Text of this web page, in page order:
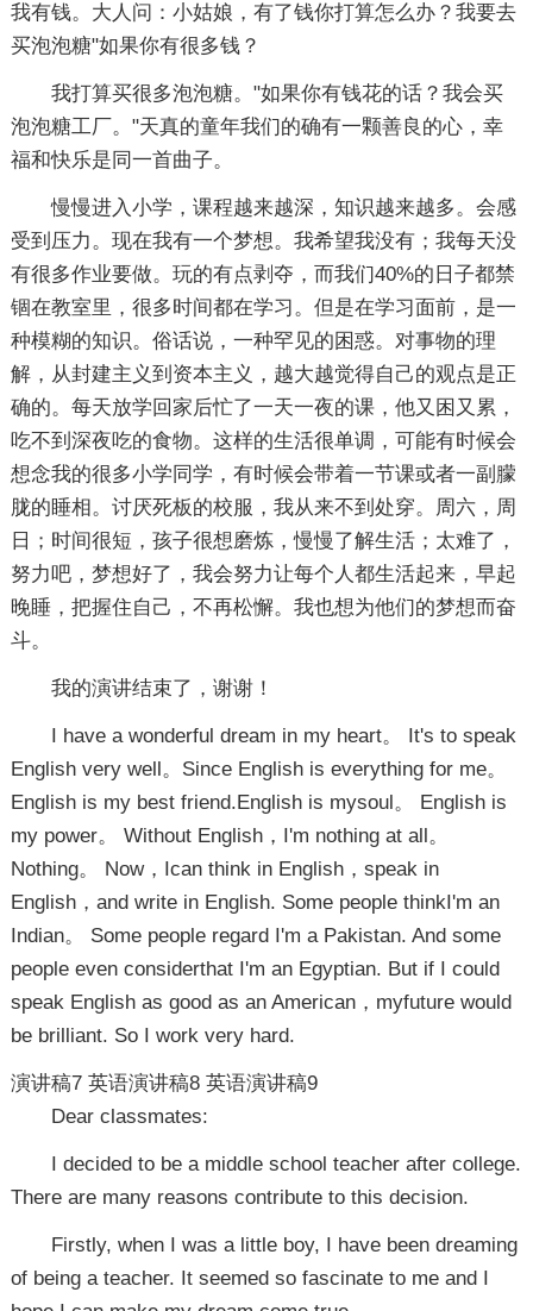
我有钱。大人问：小姑娘，有了钱你打算怎么办？我要去
买泡泡糖"如果你有很多钱？
我打算买很多泡泡糖。"如果你有钱花的话？我会买
泡泡糖工厂。"天真的童年我们的确有一颗善良的心，幸
福和快乐是同一首曲子。
慢慢进入小学，课程越来越深，知识越来越多。会感
受到压力。现在我有一个梦想。我希望我没有；我每天没
有很多作业要做。玩的有点剥夺，而我们40%的日子都禁
锢在教室里，很多时间都在学习。但是在学习面前，是一
种模糊的知识。俗话说，一种罕见的困惑。对事物的理
解，从封建主义到资本主义，越大越觉得自己的观点是正
确的。每天放学回家后忙了一天一夜的课，他又困又累，
吃不到深夜吃的食物。这样的生活很单调，可能有时候会
想念我的很多小学同学，有时候会带着一节课或者一副朦
胧的睡相。讨厌死板的校服，我从来不到处穿。周六，周
日；时间很短，孩子很想磨炼，慢慢了解生活；太难了，
努力吧，梦想好了，我会努力让每个人都生活起来，早起
晚睡，把握住自己，不再松懈。我也想为他们的梦想而奋
斗。
我的演讲结束了，谢谢！
I have a wonderful dream in my heart。 It's to speak
English very well。Since English is everything for me。
English is my best friend.English is mysoul。 English is
my power。 Without English，I'm nothing at all。
Nothing。 Now，Ican think in English，speak in
English，and write in English. Some people thinkI'm an
Indian。 Some people regard I'm a Pakistan. And some
people even considerthat I'm an Egyptian. But if I could
speak English as good as an American，myfuture would
be brilliant. So I work very hard.
演讲稿7
Dear classmates:
I decided to be a middle school teacher after college.
There are many reasons contribute to this decision.
Firstly, when I was a little boy, I have been dreaming
of being a teacher. It seemed so fascinate to me and I
英语演讲稿8 英语演讲稿9